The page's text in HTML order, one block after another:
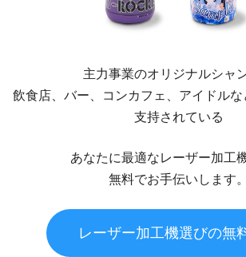
主力事業のオリジナルシャ
飲食店、バー、コンカフェ、アイドル
支持されている
あなたに最適なレーザー加工
無料でお手伝いします。
レーザー加工機選びの無